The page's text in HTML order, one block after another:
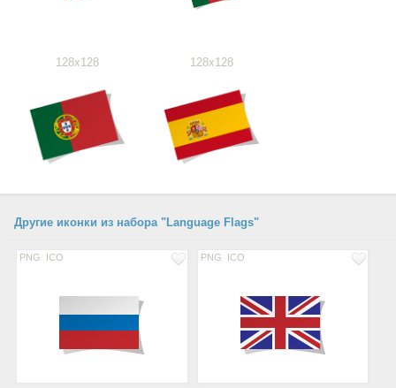
128x128 128x128
Другие иконки из набора "Language Flags"
PNG ICO PNG ICO